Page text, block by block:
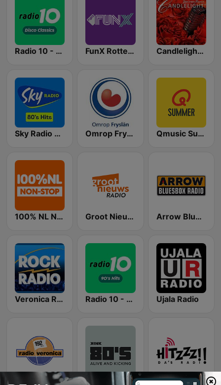
Radio 10 - Disco Classics FunX Rotterdam Candlelight Radio
Sky Radio 80's Hits Omrop Fryslân Qmusic Summer
100% NL Nonstop Groot Nieuws Radio Arrow Bluesbox Rock
Veronica Rock Radio Radio 10 - 90s Hits Ujala Radio
192 Radio Veronica - Goed idee KINK 80's HITZZZ!!